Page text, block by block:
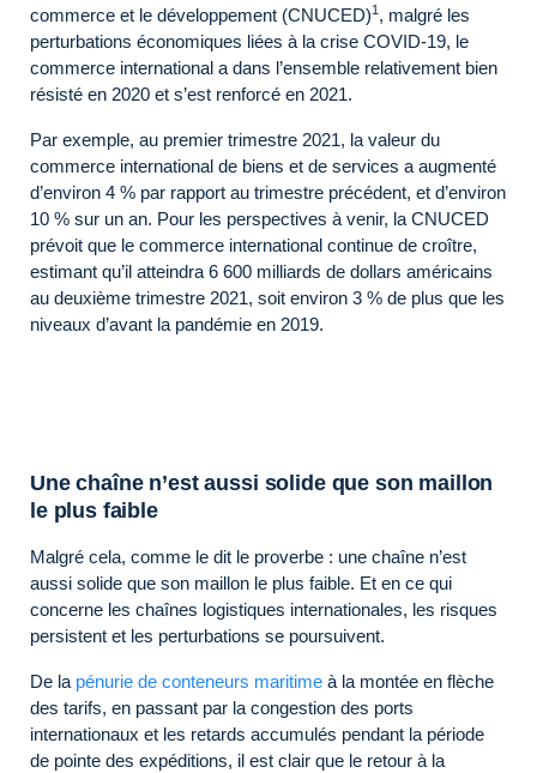
commerce et le développement (CNUCED)1 , malgré les
perturbations économiques liées à la crise COVID-19, le
commerce international a dans l’ensemble relativement bien
résisté en 2020 et s’est renforcé en 2021.
Par exemple, au premier trimestre 2021, la valeur du
commerce international de biens et de services a augmenté
d’environ 4 % par rapport au trimestre précédent, et d’environ
10 % sur un an. Pour les perspectives à venir, la CNUCED
prévoit que le commerce international continue de croître,
estimant qu’il atteindra 6 600 milliards de dollars américains
au deuxième trimestre 2021, soit environ 3 % de plus que les
niveaux d’avant la pandémie en 2019.
Une chaîne n’est aussi solide que son maillon
le plus faible
Malgré cela, comme le dit le proverbe : une chaîne n’est
aussi solide que son maillon le plus faible. Et en ce qui
concerne les chaînes logistiques internationales, les risques
persistent et les perturbations se poursuivent.
De la pénurie de conteneurs maritime à la montée en flèche
des tarifs, en passant par la congestion des ports
internationaux et les retards accumulés pendant la période
de pointe des expéditions, il est clair que le retour à la